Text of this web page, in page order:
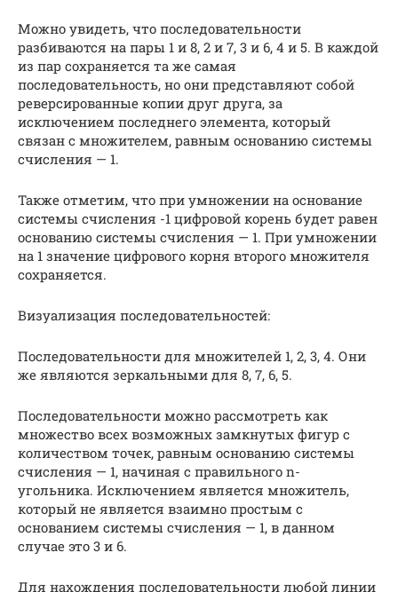
Можно увидеть, что последовательности
разбиваются на пары 1 и 8, 2 и 7, 3 и 6, 4 и 5. В каждой
из пар сохраняется та же самая
последовательность, но они представляют собой
реверсированные копии друг друга, за
исключением последнего элемента, который
связан с множителем, равным основанию системы
счисления — 1.
Также отметим, что при умножении на основание
системы счисления -1 цифровой корень будет равен
основанию системы счисления — 1. При умножении
на 1 значение цифрового корня второго множителя
сохраняется.
Визуализация последовательностей:
Последовательности для множителей 1, 2, 3, 4. Они
же являются зеркальными для 8, 7, 6, 5.
Последовательности можно рассмотреть как
множество всех возможных замкнутых фигур с
количеством точек, равным основанию системы
счисления — 1, начиная с правильного n-
угольника. Исключением является множитель,
который не является взаимно простым с
основанием системы счисления — 1, в данном
случае это 3 и 6.
Для нахождения последовательности любой линии